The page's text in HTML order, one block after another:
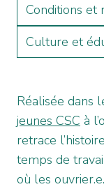
Conditions et
Culture et
Réalisée dans
jeunes CSC à
retrace
temps de
où les